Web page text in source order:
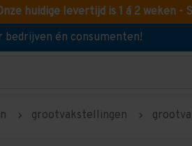
huidige levertijd is 1 á 2 weken
bedrijven én consumenten!
grootvakstellingen